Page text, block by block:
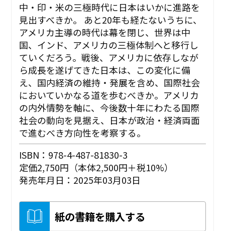
中・印・米の三極時代に日本はいかに進路を
見出すべきか。 あと20年も経たないうちに、
アメリカ主導の時代は幕を閉じ、世界は中
国、インド、アメリカの三極体制へと移行し
ていくだろう。戦後、アメリカに依存しなが
ら成長を遂げてきた日本は、この変化に備
え、国内経済の維持・発展を含め、国際社会
においていかなる道を歩むべきか。アメリカ
の内外情勢を軸に、今後数十年にわたる国際
社会の動向を見据え、日本が政治・経済両面
で進むべき方向性を考察する。
ISBN：978-4-487-81830-3
定価2,750円（本体2,500円＋税10%）
発売年月日：2025年03月03日
紙の書籍を購入する